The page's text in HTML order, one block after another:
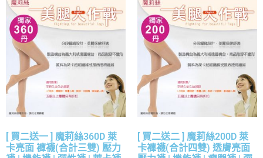
[ 買二送一 ] 魔莉絲360D 萊
卡亮面 褲襪(合計三雙) 壓力
[ 買二送二 ] 魔莉絲200D 萊
卡褲襪(合計四雙) 透膚亮面